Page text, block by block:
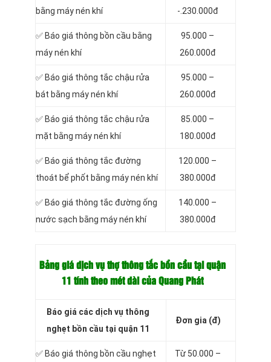
bằng máy nén khí
-.230.000đ
✅ Báo giá thông bồn cầu bằng
máy nén khí
95.000 –
260.000đ
✅ Báo giá thông tắc chậu rửa
bát bằng máy nén khí
95.000 –
260.000đ
✅ Báo giá thông tắc chậu rửa
mặt bằng máy nén khí
85.000 –
180.000đ
✅ Báo giá thông tắc đường
thoát bể phốt bằng máy nén khí
120.000 –
380.000đ
✅ Báo giá thông tắc đường ống
nước sạch bằng máy nén khí
140.000 –
380.000đ
Bảng giá dịch vụ thợ thông tắc bồn cầu tại quận
11 tính theo mét dài của Quang Phát
Báo giá các dịch vụ thông
nghẹt bồn cầu tại quận 11
Đơn gia (đ)
✅ Báo giá thông bồn cầu nghẹt
Từ 50.000 –